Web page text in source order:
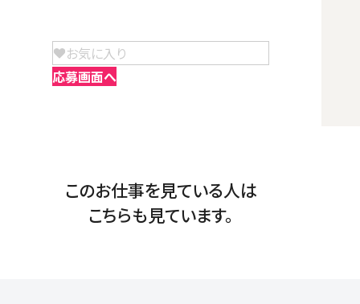
お気に入り
応募画面へ
このお仕事を見ている人は
こちらも見ています。